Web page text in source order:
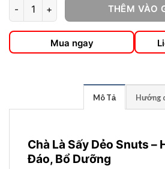
Chà Là Sấy Dẻo số lượng
THÊM VÀO
Mua ngay
Mô Tả Hướng
Chà Là Sấy Dẻo Snuts –
Đáo, Bổ Dưỡng